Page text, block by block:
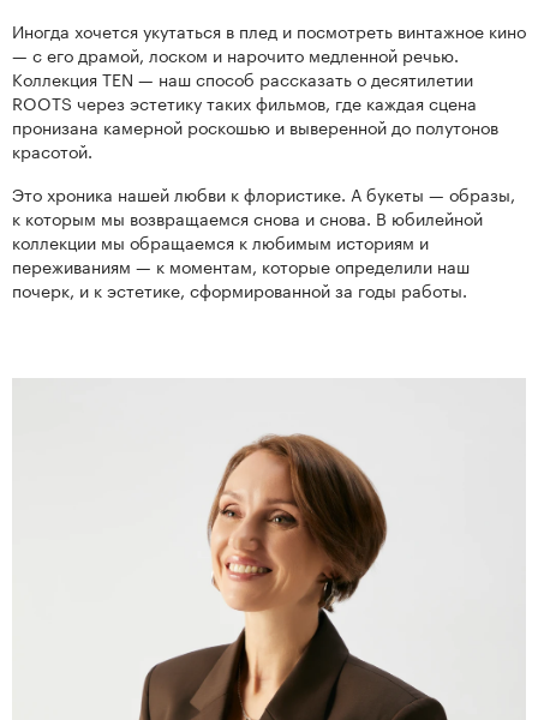
Kenzan
Collection
Иногда хочется укутаться в плед и посмотреть винтажное кино
— с его драмой, лоском и нарочито медленной речью.
Коллекция TEN — наш способ рассказать о десятилетии
ROOTS через эстетику таких фильмов, где каждая сцена
пронизана камерной роскошью и выверенной до полутонов
красотой.
Это хроника нашей любви к флористике. А букеты — образы,
к которым мы возвращаемся снова и снова. В юбилейной
коллекции мы обращаемся к любимым историям и
переживаниям — к моментам, которые определили наш
почерк, и к эстетике, сформированной за годы работы.